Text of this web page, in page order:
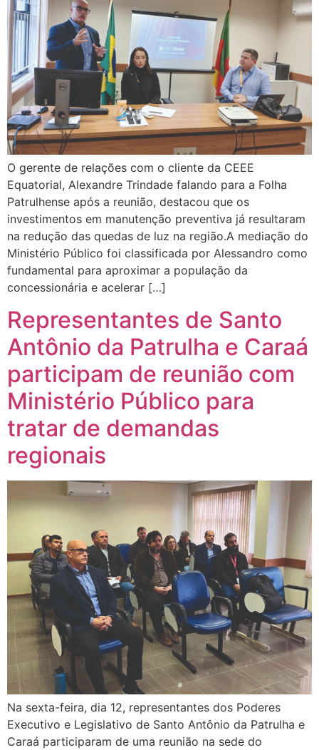
O gerente de relações com o cliente da CEEE
Equatorial, Alexandre Trindade falando para a Folha
Patrulhense após a reunião, destacou que os
investimentos em manutenção preventiva já resultaram
na redução das quedas de luz na região.A mediação do
Ministério Público foi classificada por Alessandro como
fundamental para aproximar a população da
concessionária e acelerar […]
Representantes de Santo
Antônio da Patrulha e Caraá
participam de reunião com
Ministério Público para
tratar de demandas
regionais
Na sexta-feira, dia 12, representantes dos Poderes
Executivo e Legislativo de Santo Antônio da Patrulha e
Caraá participaram de uma reunião na sede do